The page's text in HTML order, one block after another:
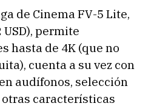
de Cinema FV-5 Lite,
USD), permite
hasta de 4K (que no
cuenta a su vez con
audífonos, selección
características